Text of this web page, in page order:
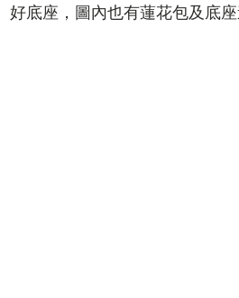
好底座，圖內也有蓮花包及底